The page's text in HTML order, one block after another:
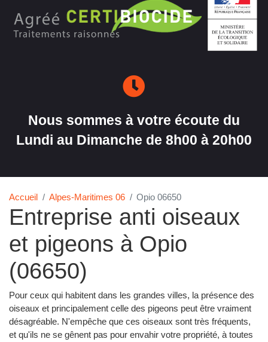
Nous sommes à votre écoute du
Lundi au Dimanche de 8h00 à 20h00
Accueil Alpes-Maritimes 06 Opio 06650
Entreprise anti oiseaux
et pigeons à Opio
(06650)
Pour ceux qui habitent dans les grandes villes, la présence des
oiseaux et principalement celle des pigeons peut être vraiment
désagréable. N'empêche que ces oiseaux sont très fréquents,
et qu'ils ne se gênent pas pour envahir votre propriété, à toutes